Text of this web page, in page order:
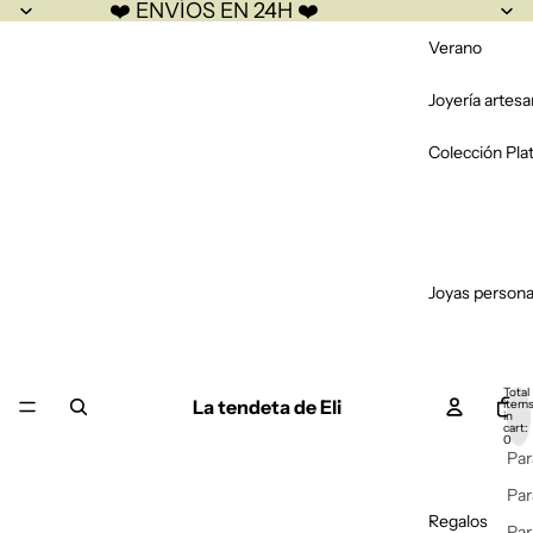
❤️ ENVÍOS EN 24H ❤️
La tendeta de Eli
Verano
Joyería
Colección
Joyas
Regalos
Total
items
in
cart:
0